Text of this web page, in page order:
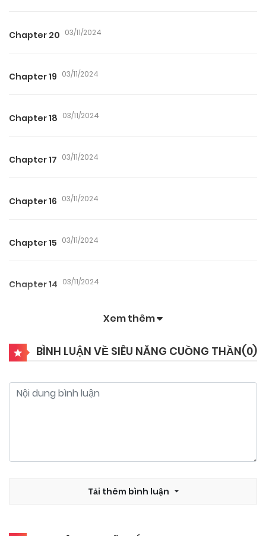
Chapter 20 03/11/2024
Chapter 19 03/11/2024
Chapter 18 03/11/2024
Chapter 17 03/11/2024
Chapter 16 03/11/2024
Chapter 15 03/11/2024
Chapter 14 03/11/2024
03/11/2024
Chapter 9
Xem thêm
BÌNH LUẬN VỀ SIÊU NĂNG CUỒNG THẦN(0)
Tải thêm bình luận